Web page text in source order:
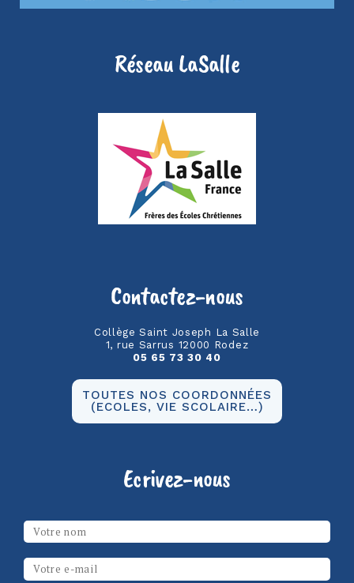
Réseau LaSalle
Contactez-nous
Collège Saint Joseph La Salle
1, rue Sarrus 12000 Rodez
05 65 73 30 40
TOUTES NOS COORDONNÉES
(ECOLES, VIE SCOLAIRE…)
Ecrivez-nous
Votre nom*
Email*